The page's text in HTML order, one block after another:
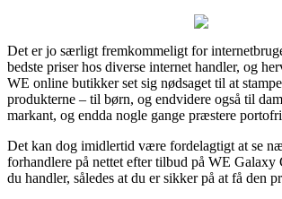
Det er jo særligt fremkommeligt for
bedste priser hos diverse internet handler, og
WE online butikker set sig nødsaget til at
produkterne – til børn, og endvidere også til
markant, og endda nogle gange præstere
Det kan dog imidlertid være fordelagtigt at se
forhandlere på nettet efter tilbud på WE Galaxy
du handler, således at du er sikker på at få den